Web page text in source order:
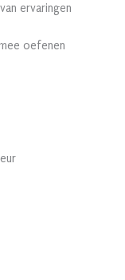
ervaringen
oefenen